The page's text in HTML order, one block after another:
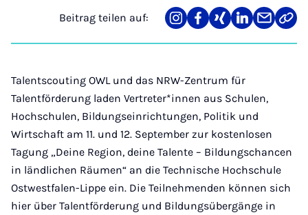
Beitrag teilen auf:
Teilen
auf
Teilen
auf
Teilen
auf
Teilen
auf
Teilen
über
Link
Talentscouting OWL und das NRW-Zentrum für
Talentförderung laden Vertreter*innen aus Schulen,
Hochschulen, Bildungseinrichtungen, Politik und
Wirtschaft am 11. und 12. September zur kostenlosen
Tagung „Deine Region, deine Talente – Bildungschancen
in ländlichen Räumen“ an die Technische Hochschule
Ostwestfalen-Lippe ein. Die Teilnehmenden können sich
hier über Talentförderung und Bildungsübergänge in